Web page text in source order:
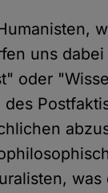
uns
oder